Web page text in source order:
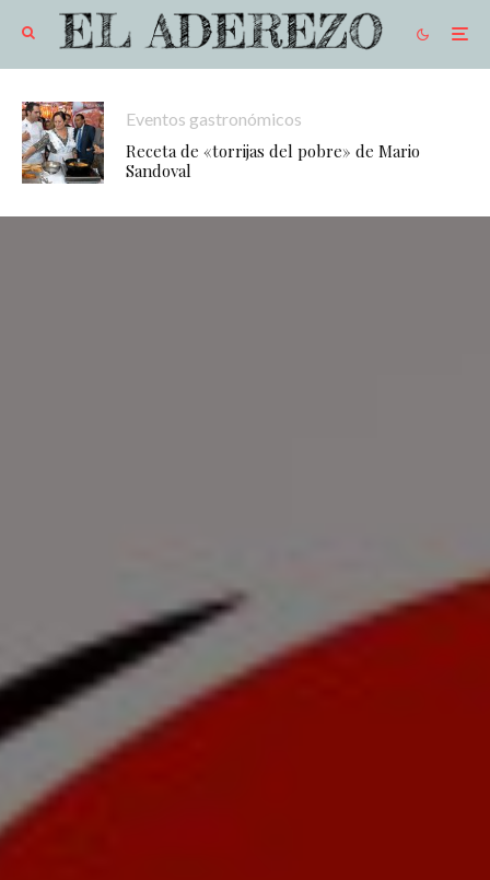
Eventos gastronómicos
Receta de «torrijas del pobre» de Mario
Sandoval